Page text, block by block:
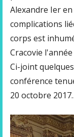
Alexandre Ier
complications
corps est
Cracovie
Ci-joint
conférence
20 octobre